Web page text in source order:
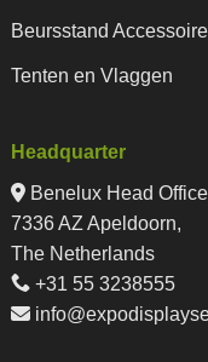
Beursstand
Tenten en Vlaggen
Headquarter
Benelux Head Office
7336 AZ Apeldoorn,
The Netherlands
+31 55 3238555